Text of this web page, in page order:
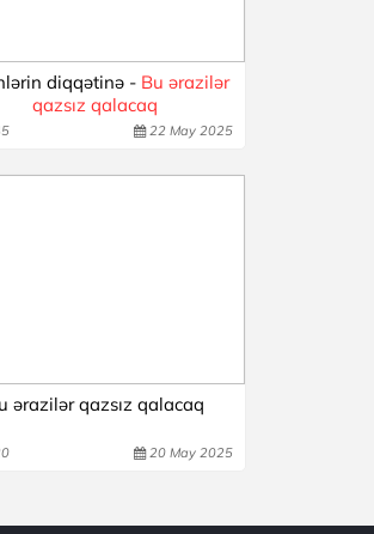
diqqətinə - Bu ərazilər
qazsız qalacaq
22 May 2025
ərazilər qazsız qalacaq
20 May 2025